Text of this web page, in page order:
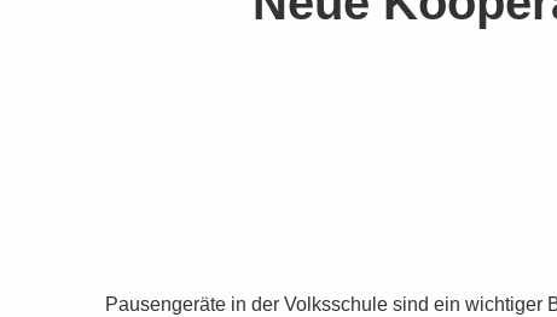
Pausengeräte in der Volksschule sind ein wichtiger